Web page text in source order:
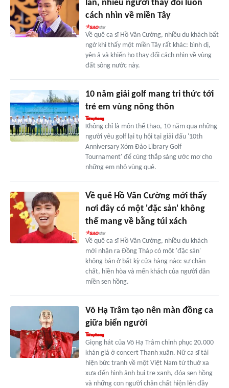
lần, nhiều người thay đổi luôn
cách nhìn về miền Tây
Về quê ca sĩ Hồ Văn Cường, nhiều du khách bất
ngờ khi thấy một miền Tây rất khác: bình dị,
yên ả và khiến họ thay đổi cách nhìn về vùng
đất sông nước này.
10 năm giải golf mang tri thức tới
trẻ em vùng nông thôn
Không chỉ là môn thể thao, 10 năm qua những
người yêu golf lại tụ hội tại giải đấu '10th
Anniversary Xóm Đảo Library Golf
Tournament' để cùng thắp sáng ước mơ cho
những em nhỏ vùng quê.
Về quê Hồ Văn Cường mới thấy
nơi đây có một 'đặc sản' không
thể mang về bằng túi xách
Về quê ca sĩ Hồ Văn Cường, nhiều du khách
mới nhận ra Đồng Tháp có một 'đặc sản'
không bán ở bất kỳ cửa hàng nào: sự chân
chất, hiền hòa và mến khách của người dân
miền sen hồng.
Võ Hạ Trâm tạo nên màn đồng ca
giữa biển người
Giọng hát của Võ Hạ Trâm chinh phục 20.000
khán giả ở concert Thanh xuân. Nữ ca sĩ tái
hiện bức tranh về một Việt Nam từ thuở xa
xưa đến hình ảnh bụi tre xanh, đóa sen hồng
và những con người chân chất hiện lên đầy